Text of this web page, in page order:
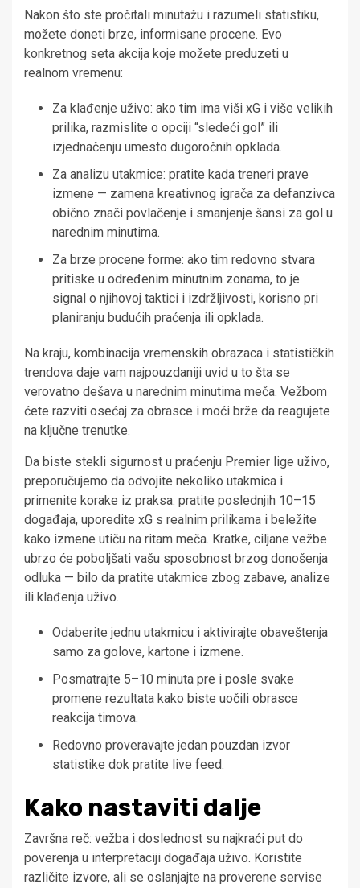
Nakon što ste pročitali minutažu i razumeli statistiku,
možete doneti brze, informisane procene. Evo
konkretnog seta akcija koje možete preduzeti u
realnom vremenu:
Za klađenje uživo: ako tim ima viši xG i više velikih
prilika, razmislite o opciji “sledeći gol” ili
izjednačenju umesto dugoročnih opklada.
Za analizu utakmice: pratite kada treneri prave
izmene — zamena kreativnog igrača za defanzivca
obično znači povlačenje i smanjenje šansi za gol u
narednim minutima.
Za brze procene forme: ako tim redovno stvara
pritiske u određenim minutnim zonama, to je
signal o njihovoj taktici i izdržljivosti, korisno pri
planiranju budućih praćenja ili opklada.
Na kraju, kombinacija vremenskih obrazaca i statističkih
trendova daje vam najpouzdaniji uvid u to šta se
verovatno dešava u narednim minutima meča. Vežbom
ćete razviti osećaj za obrasce i moći brže da reagujete
na ključne trenutke.
Da biste stekli sigurnost u praćenju Premier lige uživo,
preporučujemo da odvojite nekoliko utakmica i
primenite korake iz praksa: pratite poslednjih 10–15
događaja, uporedite xG s realnim prilikama i beležite
kako izmene utiču na ritam meča. Kratke, ciljane vežbe
ubrzo će poboljšati vašu sposobnost brzog donošenja
odluka — bilo da pratite utakmice zbog zabave, analize
ili klađenja uživo.
Odaberite jednu utakmicu i aktivirajte obaveštenja
samo za golove, kartone i izmene.
Posmatrajte 5–10 minuta pre i posle svake
promene rezultata kako biste uočili obrasce
reakcija timova.
Redovno proveravajte jedan pouzdan izvor
statistike dok pratite live feed.
Kako nastaviti dalje
Završna reč: vežba i doslednost su najkraći put do
poverenja u interpretaciji događaja uživo. Koristite
različite izvore, ali se oslanjajte na proverene servise